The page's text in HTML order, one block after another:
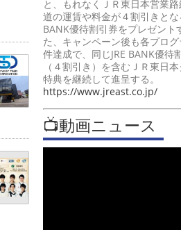
と、もれなくＪＲ東日本営業
道の運賃や料金が４割引きとな
BANK優待割引券をプレゼント
た、キャンペーン後も各プロ
件達成で、同じJRE BANK優待
（４割引き）を含むＪＲ東日
特典を継続して進呈する。
https://www.jreast.co.jp/
📺動画ニュース